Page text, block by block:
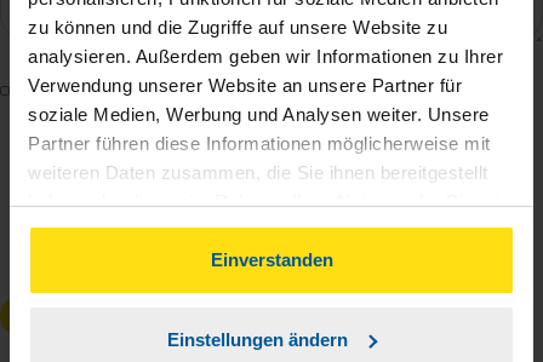
zu können und die Zugriffe auf unsere Website zu
analysieren. Außerdem geben wir Informationen zu Ihrer
Verwendung unserer Website an unsere Partner für
soziale Medien, Werbung und Analysen weiter. Unsere
Partner führen diese Informationen möglicherweise mit
weiteren Daten zusammen, die Sie ihnen bereitgestellt
haben oder die sie im Rahmen Ihrer Nutzung der Dienste
gesammelt haben. Indem Sie auf Einverstanden klicken,
können Sie der Verwendung von Cookies, gemäß
unserer➔ Datenschutzrichtliniezustimmen.
Einverstanden
Einstellungen ändern
Mit dem Absenden des Kontaktformulars erkläre ich
mich damit einverstanden, dass meine Daten zur
Bearbeitung meines Anliegens sowie zur internen
Analyse der Zugriffsquelle verwendet werden.
DieDatenschutzbestimmungenhabe ich zur
Kenntnis genommen.*